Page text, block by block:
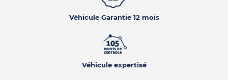
Véhicule Garantie 12 mois
Véhicule expertisé